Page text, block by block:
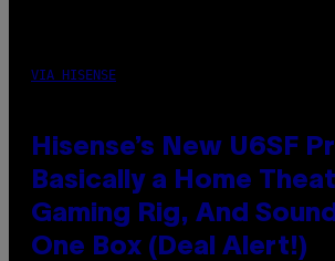
VIA HISENSE
Hisense’s New U6SF
Basically a Home
Gaming Rig, And
One Box (Deal Alert!)